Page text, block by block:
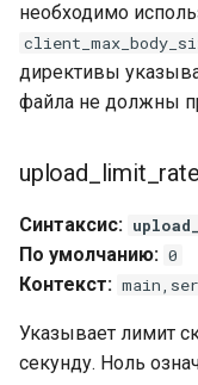
необходимо
директивы
файла не должны
upload_limit_rate
Синтаксис:
По умолчанию: 0
Контекст:
Указывает лимит
секунду. Ноль